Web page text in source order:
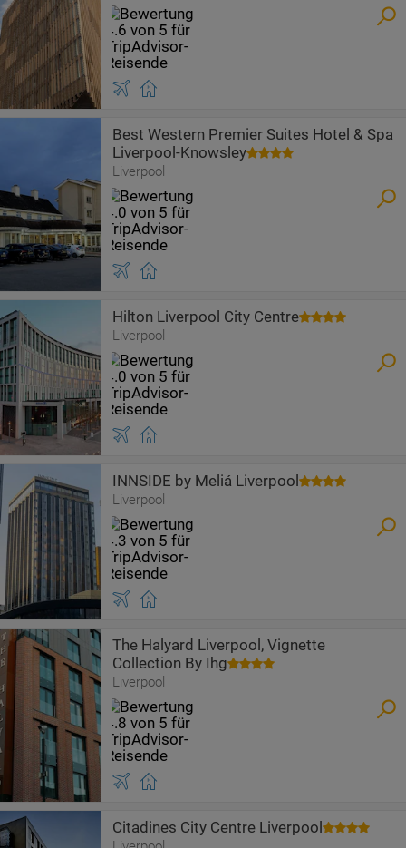
Best Western Premier Suites Hotel & Spa
Liverpool-Knowsley
Liverpool
Hilton Liverpool City Centre
Liverpool
INNSIDE by Meliá Liverpool
Liverpool
The Halyard Liverpool, Vignette
Collection By Ihg
Liverpool
Citadines City Centre Liverpool